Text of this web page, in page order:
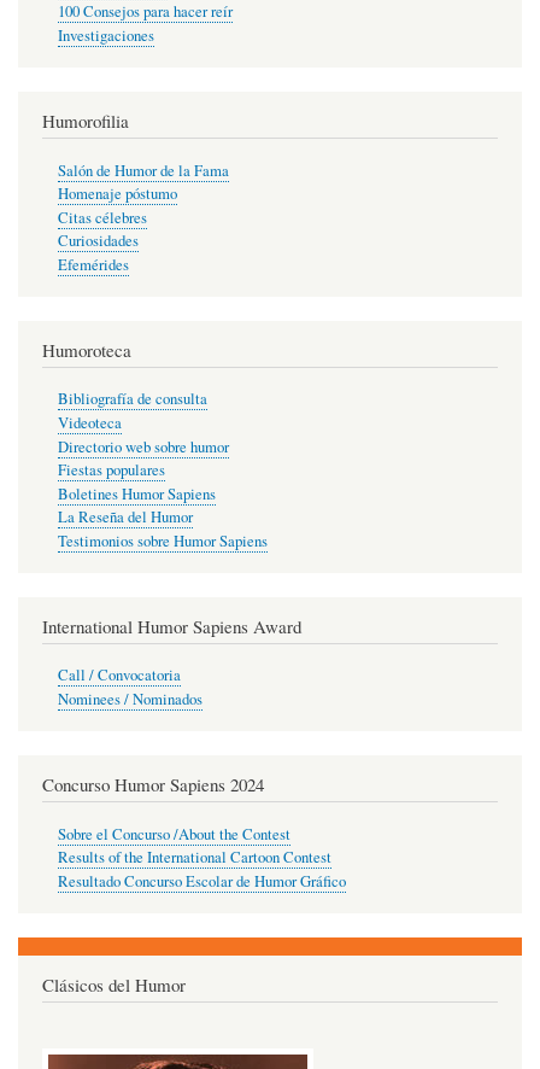
100 Consejos para hacer reír
Investigaciones
Humorofilia
Salón de Humor de la Fama
Homenaje póstumo
Citas célebres
Curiosidades
Efemérides
Humoroteca
Bibliografía de consulta
Videoteca
Directorio web sobre humor
Fiestas populares
Boletines Humor Sapiens
La Reseña del Humor
Testimonios sobre Humor Sapiens
International Humor Sapiens Award
Call / Convocatoria
Nominees / Nominados
Concurso Humor Sapiens 2024
Sobre el Concurso /About the Contest
Results of the International Cartoon Contest
Resultado Concurso Escolar de Humor Gráfico
Clásicos del Humor